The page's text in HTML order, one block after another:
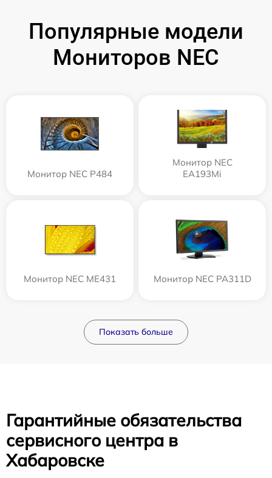
Популярные модели
Мониторов NEC
Монитор NEC P484
Монитор NEC
EA193Mi
Монитор NEC ME431 Монитор NEC PA311D
Показать больше
Гарантийные обязательства
сервисного центра в
Хабаровске